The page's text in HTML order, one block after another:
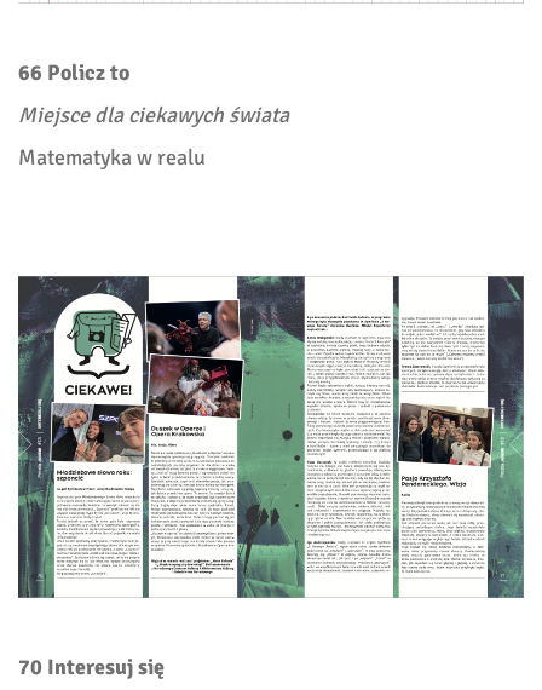
66 Policz to
Miejsce dla ciekawych świata
Matematyka w realu
70 Interesuj się